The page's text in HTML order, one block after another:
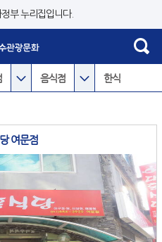
부 누리집입니다.
음식점 한식
여문점